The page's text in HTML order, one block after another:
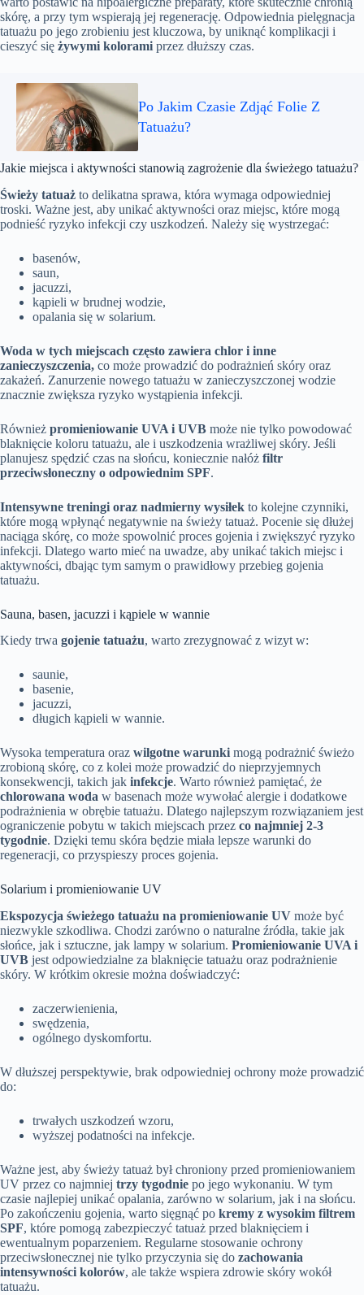
skórę, a przy tym wspierają jej regenerację. Odpowiednia pielęgnacja
tatuażu po jego zrobieniu jest kluczowa, by uniknąć komplikacji i
cieszyć się żywymi kolorami przez dłuższy czas.
Po Jakim Czasie Zdjąć Folie Z
Tatuażu?
Jakie miejsca i aktywności stanowią zagrożenie dla świeżego tatuażu?
Świeży tatuaż to delikatna sprawa, która wymaga odpowiedniej
troski. Ważne jest, aby unikać aktywności oraz miejsc, które mogą
podnieść ryzyko infekcji czy uszkodzeń. Należy się wystrzegać:
basenów,
saun,
jacuzzi,
kąpieli w brudnej wodzie,
opalania się w solarium.
Woda w tych miejscach często zawiera chlor i inne
zanieczyszczenia, co może prowadzić do podrażnień skóry oraz
zakażeń. Zanurzenie nowego tatuażu w zanieczyszczonej wodzie
znacznie zwiększa ryzyko wystąpienia infekcji.
Również promieniowanie UVA i UVB może nie tylko powodować
blaknięcie koloru tatuażu, ale i uszkodzenia wrażliwej skóry. Jeśli
planujesz spędzić czas na słońcu, koniecznie nałóż filtr
przeciwsłoneczny o odpowiednim SPF.
Intensywne treningi oraz nadmierny wysiłek to kolejne czynniki,
które mogą wpłynąć negatywnie na świeży tatuaż. Pocenie się dłużej
naciąga skórę, co może spowolnić proces gojenia i zwiększyć ryzyko
infekcji. Dlatego warto mieć na uwadze, aby unikać takich miejsc i
aktywności, dbając tym samym o prawidłowy przebieg gojenia
tatuażu.
Sauna, basen, jacuzzi i kąpiele w wannie
Kiedy trwa gojenie tatuażu, warto zrezygnować z wizyt w:
saunie,
basenie,
jacuzzi,
długich kąpieli w wannie.
Wysoka temperatura oraz wilgotne warunki mogą podrażnić świeżo
zrobioną skórę, co z kolei może prowadzić do nieprzyjemnych
konsekwencji, takich jak infekcje. Warto również pamiętać, że
chlorowana woda w basenach może wywołać alergie i dodatkowe
podrażnienia w obrębie tatuażu. Dlatego najlepszym rozwiązaniem jest
ograniczenie pobytu w takich miejscach przez co najmniej 2-3
tygodnie. Dzięki temu skóra będzie miała lepsze warunki do
regeneracji, co przyspieszy proces gojenia.
Solarium i promieniowanie UV
Ekspozycja świeżego tatuażu na promieniowanie UV może być
niezwykle szkodliwa. Chodzi zarówno o naturalne źródła, takie jak
słońce, jak i sztuczne, jak lampy w solarium. Promieniowanie UVA i
UVB jest odpowiedzialne za blaknięcie tatuażu oraz podrażnienie
skóry. W krótkim okresie można doświadczyć:
zaczerwienienia,
swędzenia,
ogólnego dyskomfortu.
W dłuższej perspektywie, brak odpowiedniej ochrony może prowadzić
do:
trwałych uszkodzeń wzoru,
wyższej podatności na infekcje.
Ważne jest, aby świeży tatuaż był chroniony przed promieniowaniem
UV przez co najmniej trzy tygodnie po jego wykonaniu. W tym
czasie najlepiej unikać opalania, zarówno w solarium, jak i na słońcu.
Po zakończeniu gojenia, warto sięgnąć po kremy z wysokim filtrem
SPF, które pomogą zabezpieczyć tatuaż przed blaknięciem i
ewentualnym poparzeniem. Regularne stosowanie ochrony
przeciwsłonecznej nie tylko przyczynia się do zachowania
intensywności kolorów, ale także wspiera zdrowie skóry wokół
tatuażu.